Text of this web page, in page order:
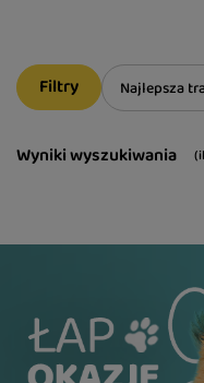
Wyniki wyszukiwania (
Zmień
Najlepsza
Filtry